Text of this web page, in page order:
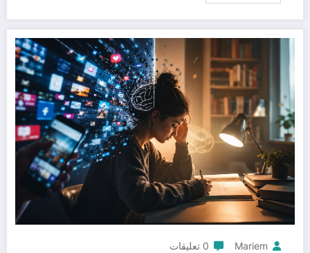
Mariem 0 تعليقات